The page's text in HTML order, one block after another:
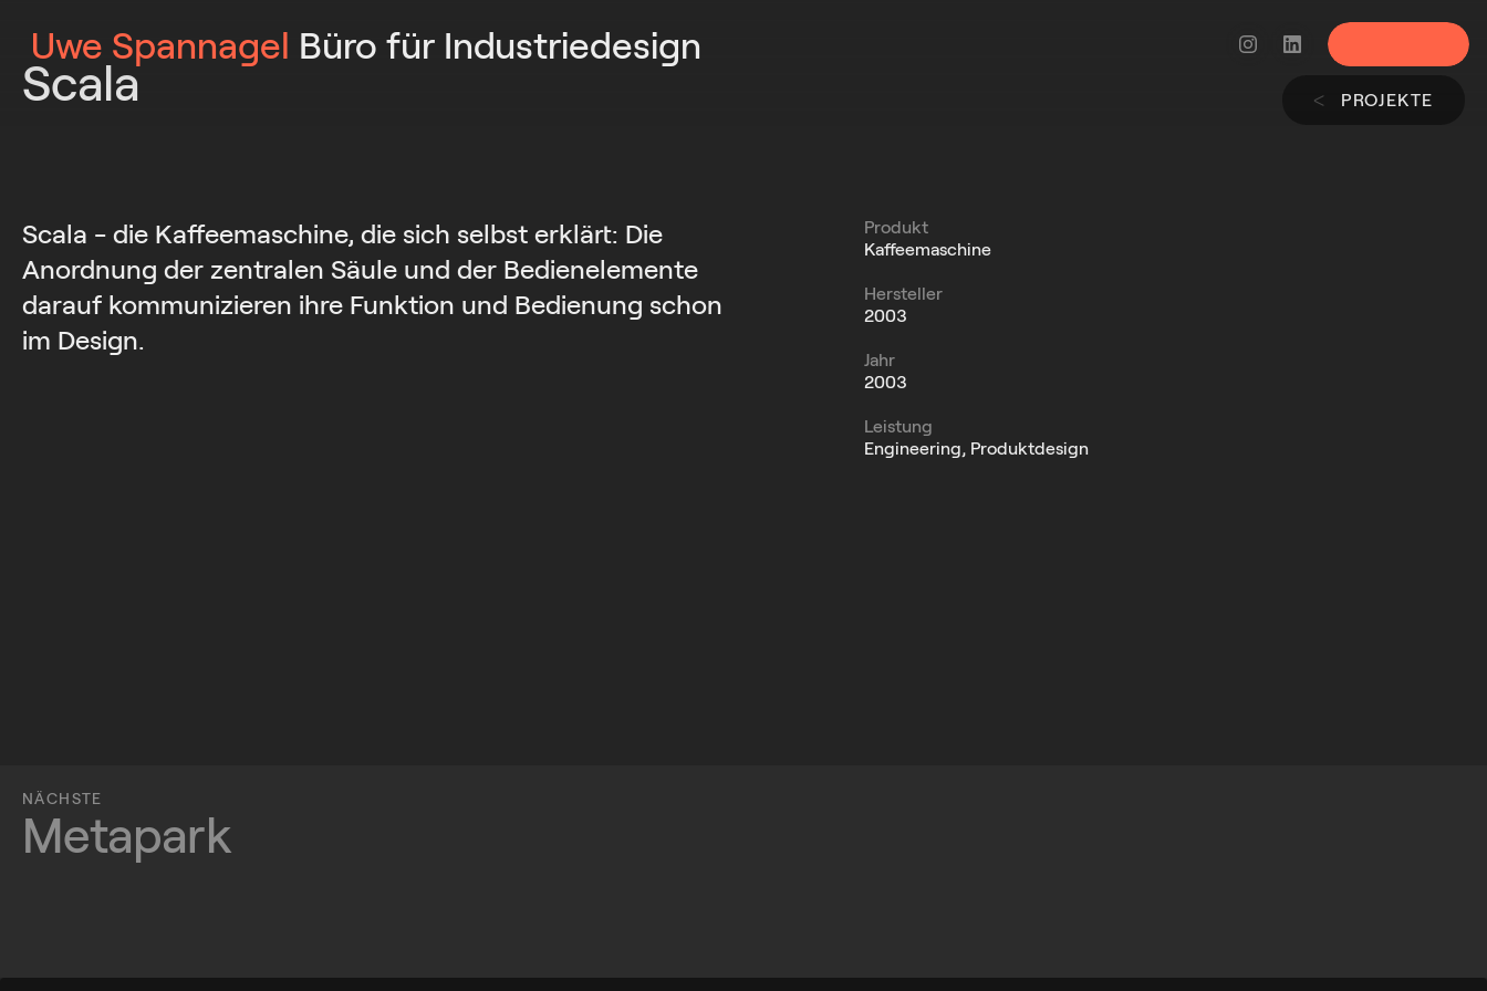
Uwe Spannagel Büro für Industriedesign
ᐸ PROJEKTE
Scala
Scala - die Kaffeemaschine, die sich selbst erklärt: Die
Anordnung der zentralen Säule und der Bedienelemente
darauf kommunizieren ihre Funktion und Bedienung schon
im Design.
Produkt
Kaffeemaschine
Hersteller
2003
Jahr
2003
Leistung
Engineering, Produktdesign
NÄCHSTE
Metapark